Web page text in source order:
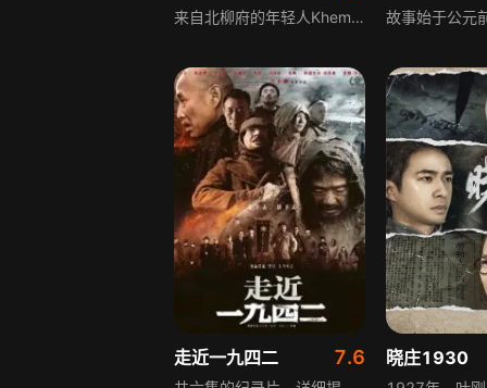
来自北柳府的年轻人Khem和Wan，接受调查暹罗最豪华神秘的娱乐俱乐部“Man Suang”的任务，揭开隐藏其中的真相。当时正值拉玛三世国王统治末期，政客们在此进行政治谈判。两人加入剧团后，遇到塔芬音乐家查特拉，三人逐渐熟悉的过程中，曼苏昂的黑暗秘密和他们隐藏的动机开始暴露。他们的秘密任务涉及谋杀、反叛、寻真，将改变王国与三人的命运。
走近一九四二 7.6 晓庄1930